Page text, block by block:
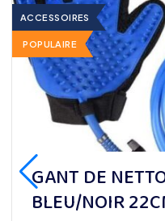
ACCESSOIRES
POPULAIRE
GANT DE
BLEU/NOIR